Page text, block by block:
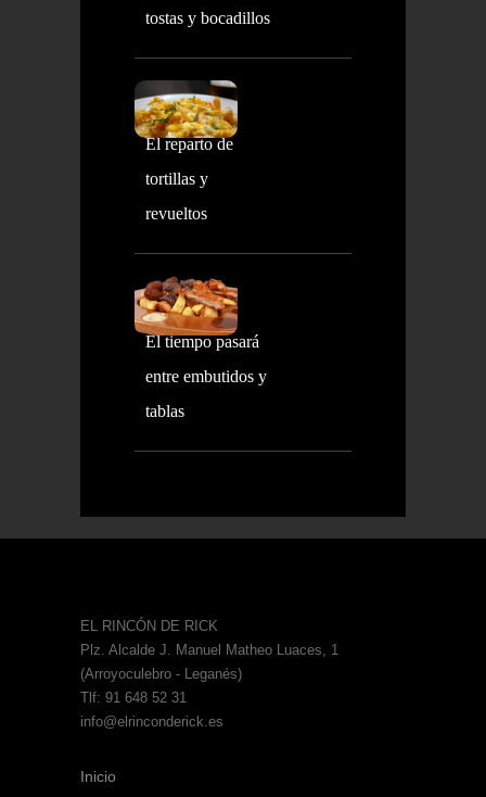
tostas y bocadillos
El reparto de
tortillas y
revueltos
El tiempo pasará
entre embutidos y
tablas
EL RINCÓN DE RICK
Plz. Alcalde J. Manuel Matheo Luaces, 1
(Arroyoculebro - Leganés)
Tlf: 91 648 52 31
info@elrinconderick.es
Inicio